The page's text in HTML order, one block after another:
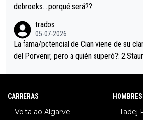
debroeks….porqué será??
trados
05-07-2026
La fama/potencial de Cian viene de su
del Porvenir, pero a quién superó?:
8.Lenny Martinez (Bahrein), 9. Van Belle
CARRERAS
Volta ao Algarve
HOMBRES
Tadej